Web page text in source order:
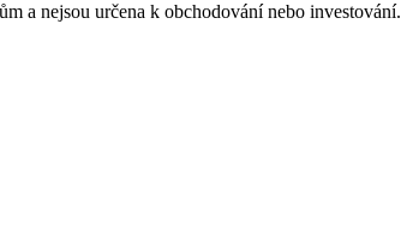
a nejsou určena k obchodování nebo investování.